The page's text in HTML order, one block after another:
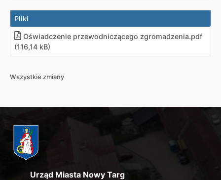
Pliki
Oświadczenie przewodniczącego zgromadzenia.pdf
(116,14 kB)
Wszystkie zmiany
Urząd Miasta Nowy Targ